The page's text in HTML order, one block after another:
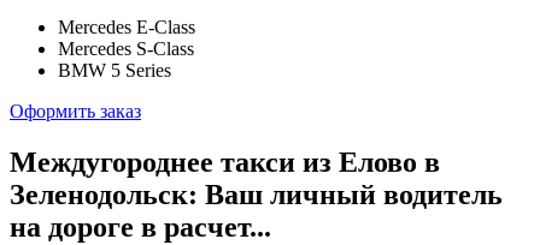
Mercedes E-Class
Mercedes S-Class
BMW 5 Series
Оформить заказ
Междугороднее такси из Елово в
Зеленодольск: Ваш личный водитель
на дороге в расчет...